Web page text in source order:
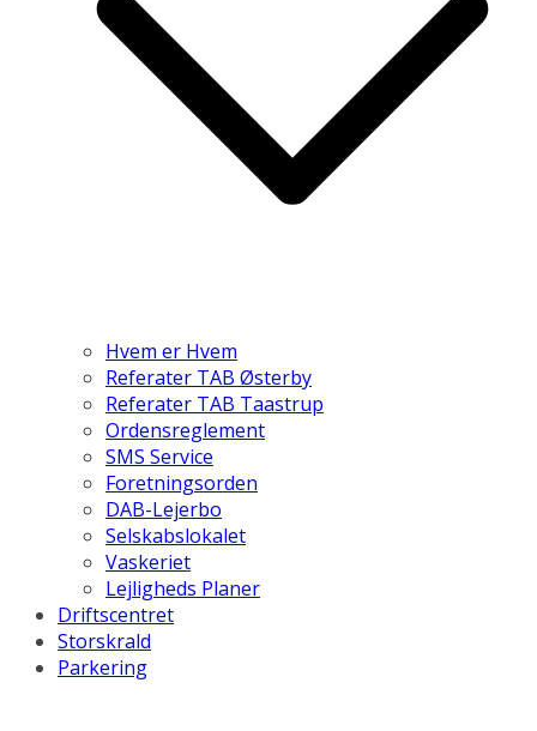
Hvem er Hvem
Referater TAB Østerby
Referater TAB Taastrup
Ordensreglement
SMS Service
Foretningsorden
DAB-Lejerbo
Selskabslokalet
Vaskeriet
Lejligheds Planer
Driftscentret
Storskrald
Parkering